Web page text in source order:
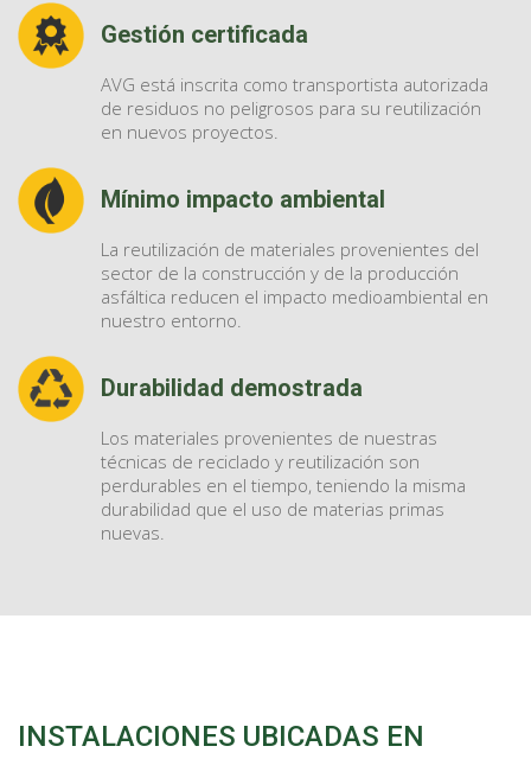
Gestión certificada
AVG está inscrita como transportista autorizada
de residuos no peligrosos para su reutilización
en nuevos proyectos.
Mínimo impacto ambiental
La reutilización de materiales provenientes del
sector de la construcción y de la producción
asfáltica reducen el impacto medioambiental en
nuestro entorno.
Durabilidad demostrada
Los materiales provenientes de nuestras
técnicas de reciclado y reutilización son
perdurables en el tiempo, teniendo la misma
durabilidad que el uso de materias primas
nuevas.
INSTALACIONES UBICADAS EN